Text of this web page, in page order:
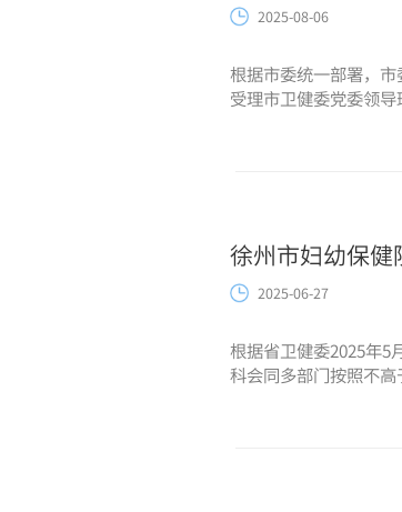
2025-08-06
根据市委统一部署，
受理市卫健委党委领
徐州市妇幼保
2025-06-27
根据省卫健委2025年5
科会同多部门按照不